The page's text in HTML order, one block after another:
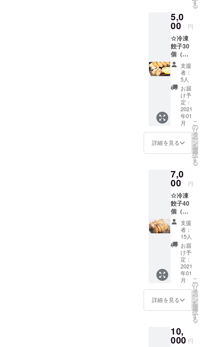
る
5,0
00 円
☆冷凍
餃子30
個（レ
モン餃
子15
個、京
丹波本
しめじ
餃子15
個） ☆
まめふ
くボー
ルペン
☆レモ
ンまめ
ふく
プペン
支援
者：
5人
お届
け予
定：
2021
年01
月
詳細を見る
こ
の
リ
タ
ー
ン
を
選
択
す
る
7,0
00 円
☆冷凍
餃子40
個（レ
モン餃
子20
個、京
丹波本
しめじ
餃子20
個） ☆
まめふ
くの
おっき
な布ブ
クロ１
枚
支援
者：
15人
お届
け予
定：
2021
年01
月
詳細を見る
こ
の
リ
タ
ー
ン
を
選
択
す
る
10,
000 円